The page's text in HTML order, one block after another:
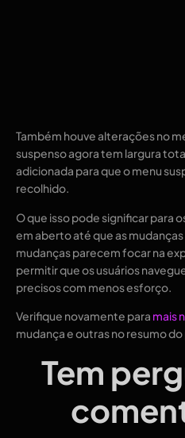
Também houve alterações no
suspenso agora tem largura
adicionada para que o menu
recolhido.
O que isso pode significar para
em aberto até que as mudanças
mudanças parecem focar na
permitir que os usuários
precisos com menos esforço.
Verifique novamente para mais
mudança e outras no resumo
Tem